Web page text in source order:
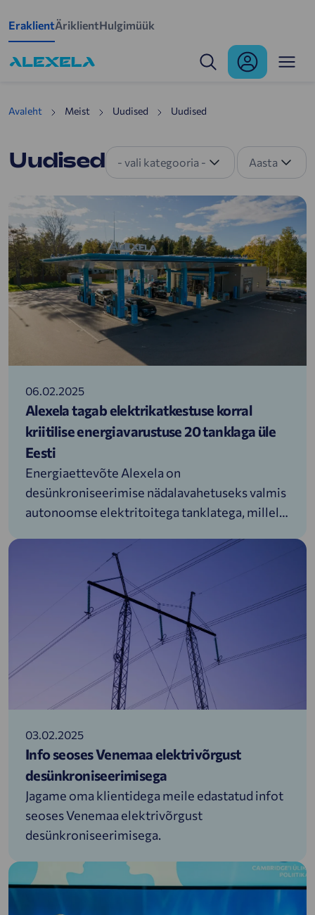
EraklientÄriklientHulgimüük
Avaleht Meist Uudised Uudised
Uudised - vali kategooria - Aasta
06.02.2025
Alexela tagab elektrikatkestuse korral
kriitilise energiavarustuse 20 tanklaga üle
Eesti
Energiaettevõte Alexela on
desünkroniseerimise nädalavahetuseks valmis
autonoomse elektritoitega tanklatega, millele
185 balloongaasikappi, mis toimivad ka
elektrikatkestuse korral.
03.02.2025
Info seoses Venemaa elektrivõrgust
desünkroniseerimisega
Jagame oma klientidega meile edastatud infot
seoses Venemaa elektrivõrgust
desünkroniseerimisega.